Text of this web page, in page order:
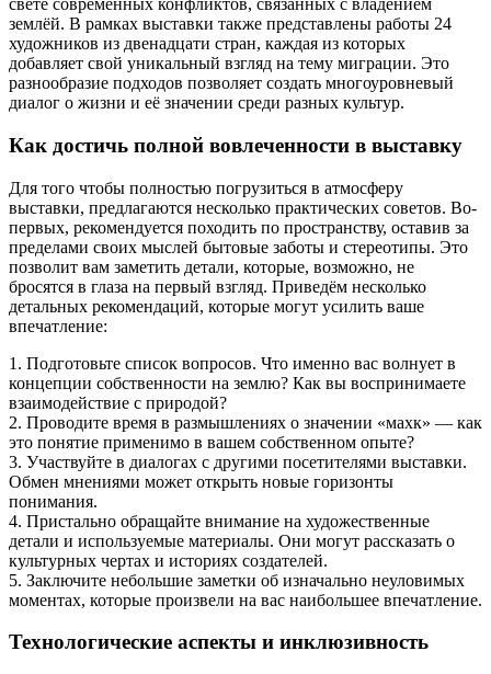
свете современных конфликтов, связанных с владением
землёй. В рамках выставки также представлены работы 24
художников из двенадцати стран, каждая из которых
добавляет свой уникальный взгляд на тему миграции. Это
разнообразие подходов позволяет создать многоуровневый
диалог о жизни и её значении среди разных культур.
Как достичь полной вовлеченности в выставку
Для того чтобы полностью погрузиться в атмосферу
выставки, предлагаются несколько практических советов. Во-
первых, рекомендуется походить по пространству, оставив за
пределами своих мыслей бытовые заботы и стереотипы. Это
позволит вам заметить детали, которые, возможно, не
бросятся в глаза на первый взгляд. Приведём несколько
детальных рекомендаций, которые могут усилить ваше
впечатление:
1. Подготовьте список вопросов. Что именно вас волнует в
концепции собственности на землю? Как вы воспринимаете
взаимодействие с природой?
2. Проводите время в размышлениях о значении «махк» — как
это понятие применимо в вашем собственном опыте?
3. Участвуйте в диалогах с другими посетителями выставки.
Обмен мнениями может открыть новые горизонты
понимания.
4. Пристально обращайте внимание на художественные
детали и используемые материалы. Они могут рассказать о
культурных чертах и историях создателей.
5. Заключите небольшие заметки об изначально неуловимых
моментах, которые произвели на вас наибольшее впечатление.
Технологические аспекты и инклюзивность